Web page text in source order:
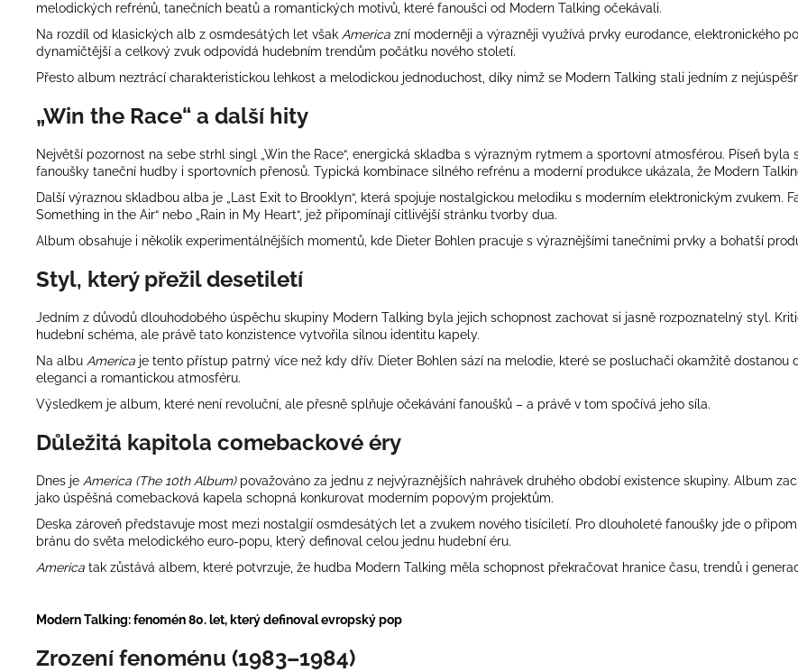
melodických refrénů, tanečních beatů a romantických motivů, které fanoušci od Modern Talking očekávali.
Na rozdíl od klasických alb z osmdesátých let však America zní moderněji a výrazněji využívá prvky eurodance, elektronického
dynamičtější a celkový zvuk odpovídá hudebním trendům počátku nového století.
Přesto album neztrácí charakteristickou lehkost a melodickou jednoduchost, díky nimž se Modern Talking stali jedním z
„Win the Race“ a další hity
Největší pozornost na sebe strhl singl „Win the Race“, energická skladba s výrazným rytmem a sportovní atmosférou. Píseň
fanoušky taneční hudby i sportovních přenosů. Typická kombinace silného refrénu a moderní produkce ukázala, že Modern
Další výraznou skladbou alba je „Last Exit to Brooklyn“, která spojuje nostalgickou melodiku s moderním elektronickým zvukem.
Something in the Air“ nebo „Rain in My Heart“, jež připomínají citlivější stránku tvorby dua.
Album obsahuje i několik experimentálnějších momentů, kde Dieter Bohlen pracuje s výraznějšími tanečními prvky a bohatší
Styl, který přežil desetiletí
Jedním z důvodů dlouhodobého úspěchu skupiny Modern Talking byla jejich schopnost zachovat si jasně rozpoznatelný styl.
hudební schéma, ale právě tato konzistence vytvořila silnou identitu kapely.
Na albu America je tento přístup patrný více než kdy dřív. Dieter Bohlen sází na melodie, které se posluchači okamžitě
eleganci a romantickou atmosféru.
Výsledkem je album, které není revoluční, ale přesně splňuje očekávání fanoušků – a právě v tom spočívá jeho síla.
Důležitá kapitola comebackové éry
Dnes je America (The 10th Album)považováno za jednu z nejvýraznějších nahrávek druhého období existence skupiny. Album
jako úspěšná comebacková kapela schopná konkurovat moderním popovým projektům.
Deska zároveň představuje most mezi nostalgií osmdesátých let a zvukem nového tisíciletí. Pro dlouholeté fanoušky jde o
bránu do světa melodického euro-popu, který definoval celou jednu hudební éru.
America tak zůstává albem, které potvrzuje, že hudba Modern Talking měla schopnost překračovat hranice času, trendů i
Modern Talking: fenomén 80. let, který definoval evropský pop
Zrození fenoménu (1983–1984)